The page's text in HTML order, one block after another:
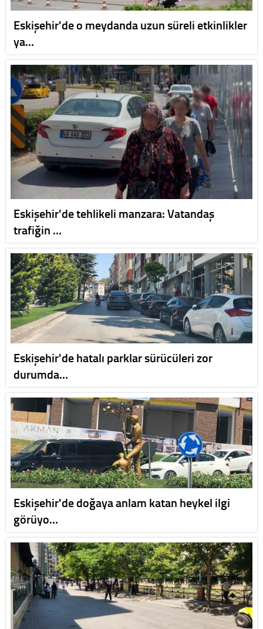
Eskişehir'de o meydanda uzun süreli etkinlikler
ya…
Eskişehir'de tehlikeli manzara: Vatandaş
trafiğin …
Eskişehir'de hatalı parklar sürücüleri zor
durumda…
Eskişehir'de doğaya anlam katan heykel ilgi
görüyo…